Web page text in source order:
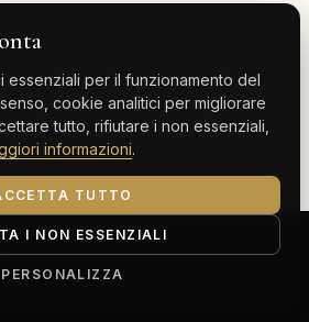
PER DESTINAZIONE
Tenerife Gran Canaria
Monte Carlo
Aires 64, 20124 Milano (MI)
essenziali per il funzionamento del
cookie analitici per migliorare
tutto, rifiutare i non essenziali,
informazioni.
TUTTO
I NON ESSENZIALI
PERSONALIZZA